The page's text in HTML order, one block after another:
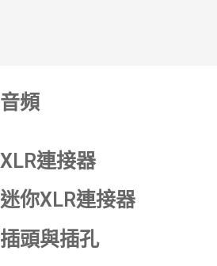
音頻
XLR連接器
迷你XLR連接器
插頭與插孔